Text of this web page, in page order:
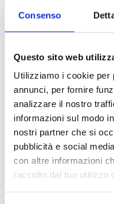
Consenso
Questo sito web
Utilizziamo i cookie per
annunci, per fornire
analizzare il nostro
informazioni sul modo
nostri partner che si
pubblicità e social
con altre informazioni
raccolto dal tuo utilizzo
del consenso, salvo
formino,
medesimo Titolare. In
tali dati non verranno
sopra descritta.
COME
Abbiamo team
e migliorano